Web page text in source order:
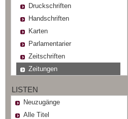
Druckschriften
Handschriften
Karten
Parlamentarier
Zeitschriften
Zeitungen
LISTEN
Neuzugänge
Alle Titel